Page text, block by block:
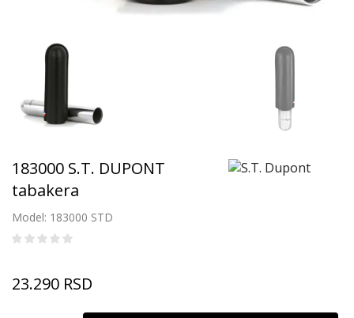
183000 S.T. DUPONT
tabakera
Model: 183000 STD
23.290 RSD